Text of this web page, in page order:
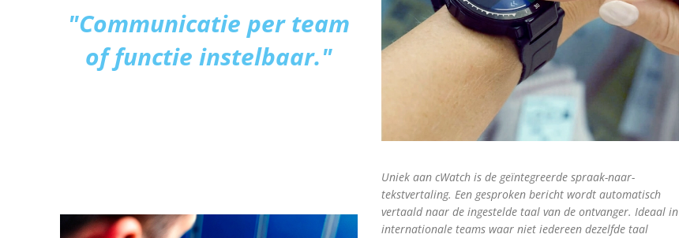
"Communicatie per team
of functie instelbaar."
Uniek aan cWatch is de geïntegreerde spraak-naar-
tekstvertaling. Een gesproken bericht wordt automatisch
vertaald naar de ingestelde taal van de ontvanger. Ideaal in
internationale teams waar niet iedereen dezelfde taal